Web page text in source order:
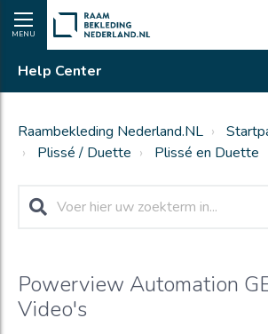
MENU
Help Center
Raambekleding Nederland.NL
Plissé / Duette
Plissé en Duette
Powerview Automation
Video's